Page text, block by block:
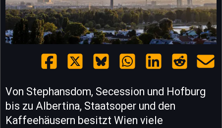
Von Stephansdom, Secession und Hofburg
bis zu Albertina, Staatsoper und den
Kaffeehäusern besitzt Wien viele